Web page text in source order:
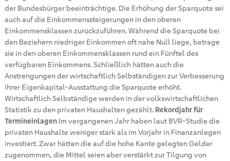
der Bundesbürger beeinträchtige. Die Erhöhung der Sparquote sei
auch auf die Einkommenssteigerungen in den oberen
Einkommensklassen zurückzuführen. Während die Sparquote bei
den Beziehern niedriger Einkommen oft nahe Null liege, betrage
sie in den oberen Einkommensklassen rund ein Fünftel des
verfügbaren Einkommens. Schließlich hätten auch die
Anstrengungen der wirtschaftlich Selbständigen zur Verbesserung
ihrer Eigenkapital-Ausstattung die Sparquote erhöht.
Wirtschaftlich Selbständige werden in der volkswirtschaftlichen
Statistik zu den privaten Haushalten gezählt. Rekordjahr für
TermineinlagenIm vergangenen Jahr haben laut BVR-Studie die
privaten Haushalte weniger stark als im Vorjahr in Finanzanlegen
investiert. Zwar hätten die auf die hohe Kante gelegten Gelder
zugenommen, die Mittel seien aber verstärkt zur Tilgung von